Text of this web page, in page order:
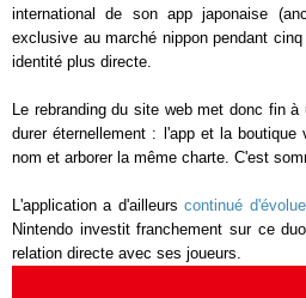
international de son app japonaise
exclusive au marché nippon pendant
identité plus directe.
Le rebranding du site web met donc fin
durer éternellement : l'app et la
nom et arborer la même charte. C'est
L'application a d'ailleurscontinué
Nintendo investit franchement sur ce
relation directe avec ses joueurs.